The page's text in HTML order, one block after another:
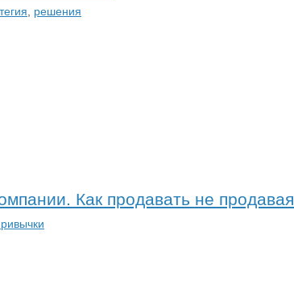
решения
Как продавать не продавая.